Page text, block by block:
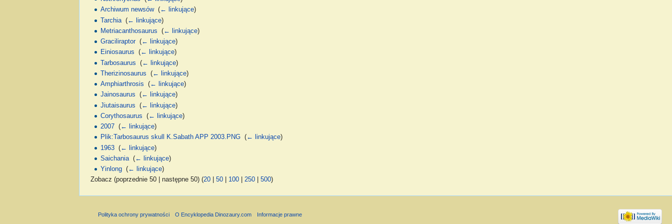
Archiwum newsów‎(← linkujące)
Tarchia ‎(← linkujące)
Metriacanthosaurus ‎(← linkujące)
Graciliraptor‎(← linkujące)
Einiosaurus ‎(← linkujące)
Tarbosaurus ‎(← linkujące)
Therizinosaurus ‎(← linkujące)
Amphiarthrosis ‎(← linkujące)
Jainosaurus ‎(← linkujące)
Jiutaisaurus ‎(← linkujące)
Corythosaurus ‎(← linkujące)
2007 ‎(← linkujące)
Plik:Tarbosaurus skull K.Sabath APP 2003.PNG ‎(← linkujące)
1963 ‎(← linkujące)
Saichania‎(← linkujące)
Yinlong ‎(← linkujące)
Zobacz (poprzednie 50 | następne 50) (20| 50| 100| 250| 500)
Polityka ochrony prywatności O Encyklopedia Dinozaury.com Informacje prawne